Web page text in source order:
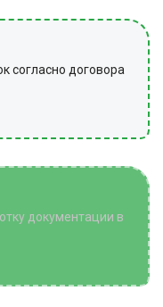
рабочую зону
инструмент и
снимают
согласно договора
документации в